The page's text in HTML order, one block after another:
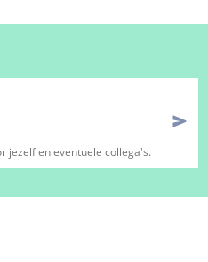
jezelf en eventuele collega's.